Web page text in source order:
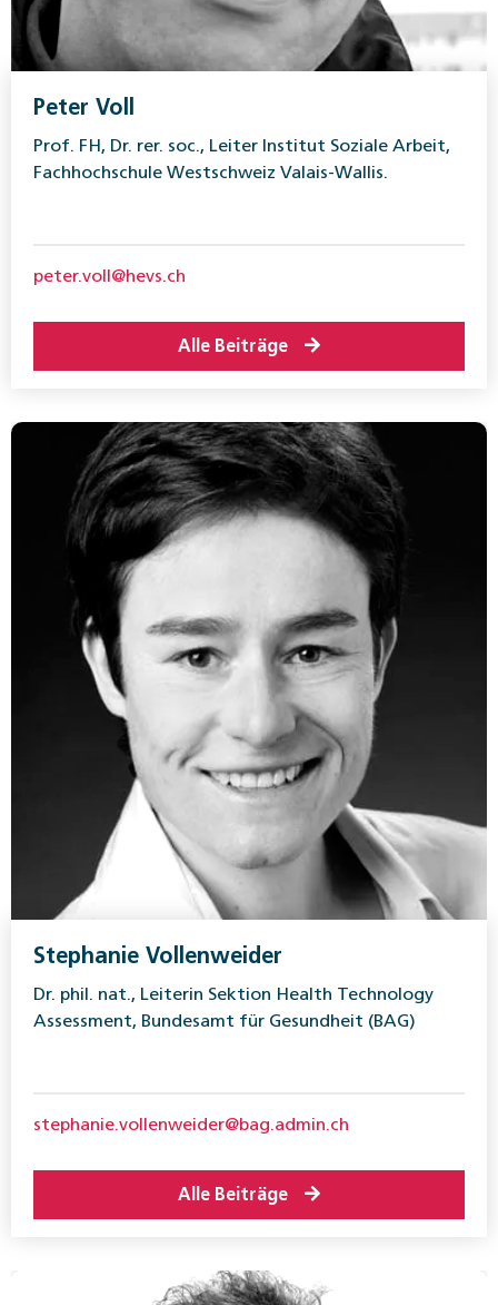
Peter Voll
Prof. FH, Dr. rer. soc., Leiter Institut Soziale Arbeit,
Fachhochschule Westschweiz Valais-Wallis.
peter.voll@hevs.ch
Alle Beiträge
Stephanie Vollenweider
Dr. phil. nat., Leiterin Sektion Health Technology
Assessment, Bundesamt für Gesundheit (BAG)
stephanie.vollenweider@bag.admin.ch
Alle Beiträge